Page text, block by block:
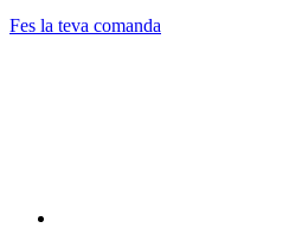
Fes la teva comanda